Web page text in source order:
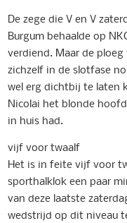
De zege die V en V
Burgum behaalde op
verdiend. Maar de
zichzelf in de slotfase
wel erg dichtbij te laten
Nicolai het blonde
in huis had.
vijf voor twaalf
Het is in feite vijf voor
sporthalklok een paar
van deze laatste
wedstrijd op dit niveau